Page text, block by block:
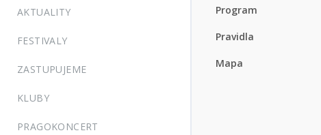
AKTUALITY
FESTIVALY
ZASTUPUJEME
KLUBY
PRAGOKONCERT
Program
Pravidla
Mapa